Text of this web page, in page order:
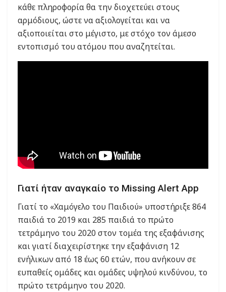
κάθε πληροφορία θα την διοχετεύει στους
αρμόδιους, ώστε να αξιολογείται και να
αξιοποιείται στο μέγιστο, με στόχο τον άμεσο
εντοπισμό του ατόμου που αναζητείται.
Γιατί ήταν αναγκαίο το Missing Alert App
Γιατί το «Χαμόγελο του Παιδιού» υποστήριξε 864
παιδιά το 2019 και 285 παιδιά το πρώτο
τετράμηνο του 2020 στον τομέα της εξαφάνισης
και γιατί διαχειρίστηκε την εξαφάνιση 12
ενήλικων από 18 έως 60 ετών, που ανήκουν σε
ευπαθείς ομάδες και ομάδες υψηλού κινδύνου, το
πρώτο τετράμηνο του 2020.